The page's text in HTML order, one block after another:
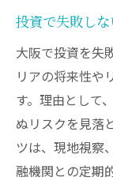
投資で失敗し
大阪で投資を失
リアの将来性や
す。理由として
ぬリスクを見落
ツは、現地視察
融機関との定期